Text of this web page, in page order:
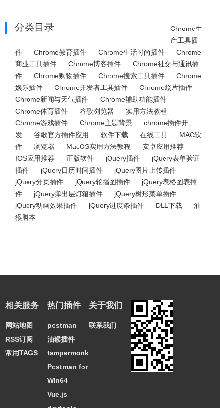
分类目录
Chrome生
产工具插
件
Chrome教育插件 Chrome生活时尚插件
Chrome
商业工具插件
Chrome博客插件
Chrome社交与通讯插
件
Chrome购物插件 Chrome搜索工具插件
Chrome
娱乐插件
Chrome开发者工具插件
Chrome照片插件
Chrome新闻与天气插件
Chrome辅助功能插件
Chrome体育插件
谷歌浏览器
实用方法教程
Chrome游戏插件
Chrome主题背景
chrome插件开
发
谷歌官方插件应用 软件下载 在线工具
MAC软
件
浏览器 MacOS实用方法教程
安卓应用推荐
IOS应用推荐
正版软件 jQuery插件
jQuery表单验证
插件
jQuery日历时间插件
jQuery图片上传插件
jQuery分页插件
jQuery轮播图插件
jQuery表格图表插
件
jQuery弹出层灯箱插件
jQuery树形菜单插件
jQuery动画效果插件
jQuery进度条插件 DLL下载
油
猴脚本
相关服务
网站地图
RSS订阅
常用TAGS
热门插件
postman
油猴插件
tampermonkey
Postman for
Win64
Vue.js
关于我们
联系我们